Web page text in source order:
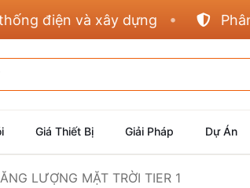
và xây dựng Phân
Giá Thiết Bị Giải Pháp Dự Án
LƯỢNG MẶT TRỜI TIER 1